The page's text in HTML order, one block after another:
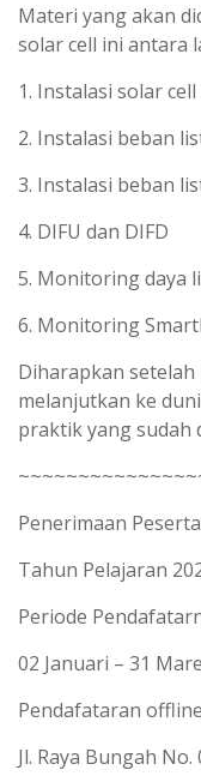
Materi yang akan
solar cell ini antara
1. Instalasi solar cell
2. Instalasi beban
3. Instalasi beban
4. DIFU dan DIFD
5. Monitoring daya
6. Monitoring
Diharapkan
melanjutkan ke
praktik yang sudah
Penerimaan
Tahun Pelajaran
Periode
02 Januari – 31
Pendafataran
Jl. Raya Bungah